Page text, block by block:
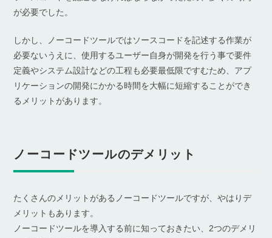
が必要でした。
しかし、ノーコードツールではソースコードを記述する作業が
必要ないうえに、使用するユーザー自身が開発を行う事で要件
定義やシステム設計などの工程も必要最低限ですむため、アプ
リケーションの開発にかかる時間を大幅に短縮することができ
るメリットがあります。
ノーコードツールのデメリット
たくさんのメリットがあるノーコードツールですが、やはりデ
メリットもあります。
ノーコードツールを導入する前に知っておきたい、2つのデメリ